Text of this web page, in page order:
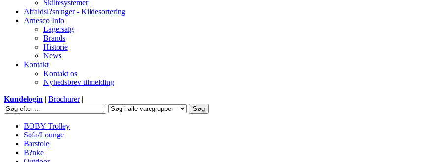
Skiltesystemer
Affaldsl?sninger - Kildesortering
Arnesco Info
Lagersalg
Brands
Historie
News
Kontakt
Kontakt os
Nyhedsbrev tilmelding
Kundelogin | Brochurer|
BOBY Trolley
Sofa/Lounge
Barstole
B?nke